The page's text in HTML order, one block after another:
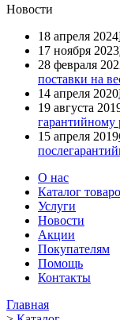
Новости
18 апреля 2024
17 ноября 2023
28 февраля
поставки на
14 апреля 2020
19 августа
гарантийному
15 апреля 2019
О нас
Каталог
Услуги
Новости
Акции
Покупателям
Помощь
Контакты
Главная